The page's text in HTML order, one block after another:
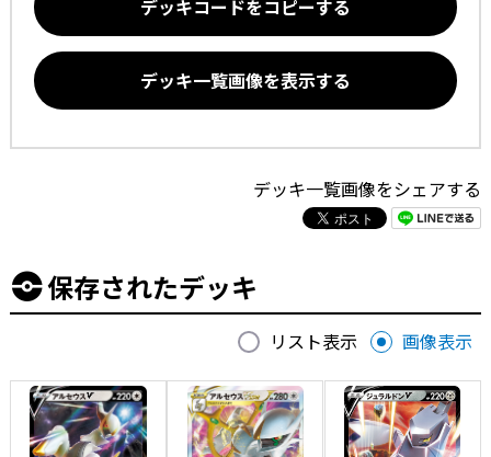
デッキコードをコピーする
デッキ一覧画像を表示する
デッキ一覧画像をシェアする
保存されたデッキ
リスト表示 画像表示